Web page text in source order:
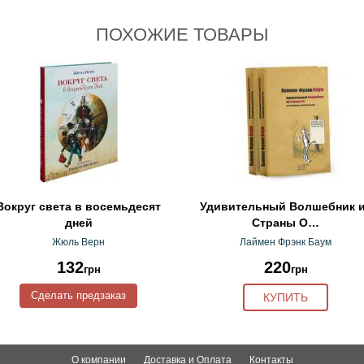
ПОХОЖИЕ ТОВАРЫ
света в восемьдесят
дней
Жюль Верн
132грн
Сделать предзаказ
Удивительный Волшебник
Страны О…
Лаймен Фрэнк Баум
220грн
КУПИТЬ
О компании Доставка и Оплата Контакты